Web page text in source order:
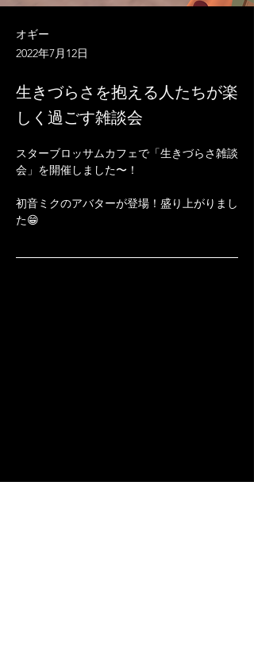
オギー
2022年7月12日
生きづらさを抱える人たちが楽
しく過ごす雑談会
スターブロッサムカフェで「生きづらさ雑談
会」を開催しました〜！
初音ミクのアバターが登場！盛り上がりまし
た😁